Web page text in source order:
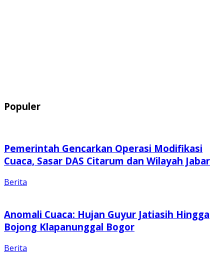
Populer
Pemerintah Gencarkan Operasi Modifikasi
Cuaca, Sasar DAS Citarum dan Wilayah Jabar
Berita
Anomali Cuaca: Hujan Guyur Jatiasih Hingga
Bojong Klapanunggal Bogor
Berita